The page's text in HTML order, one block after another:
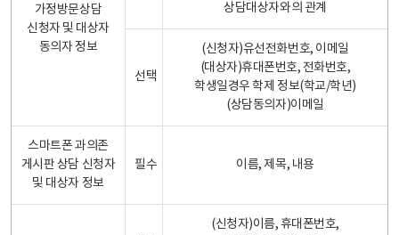
가정방문상담
신청자 및 대상자
동의자 정보
상담대상자와의 관계
선택
(신청자)유선전화번호, 이메일
(대상자)휴대폰번호, 전화번호,
학생일경우 학제 정보(학교/학년)
(상담동의자)이메일
스마트폰 과의존
게시판 상담 신청자
및 대상자 정보
필수 이름, 제목, 내용
(신청자)이름, 휴대폰번호,